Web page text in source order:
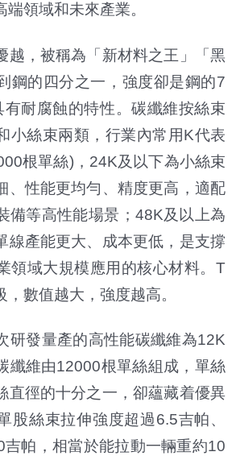
領域和未來產業。
，被稱為「新材料之王」「黑
鋼的四分之一，強度卻是鋼的7
耐腐蝕的特性。碳纖維按絲束
小絲束兩類，行業內常用K代表
根單絲)，24K及以下為小絲束
、性能更均勻、精度更高，適配
備等高性能場景；48K及以上為
線產能更大、成本更低，是支撐
領域大規模應用的核心材料。T
數值越大，強度越高。
發量產的高性能碳纖維為12K
纖維由12000根單絲組成，單絲
直徑的十分之一，卻蘊藏着優異
股絲束拉伸強度超過6.5吉帕、
帕，相當於能拉動一輛重約10